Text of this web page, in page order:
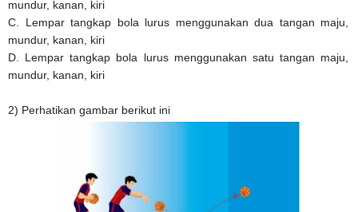
mundur, kanan, kiri
C. Lempar tangkap bola lurus menggunakan dua tangan maju,
mundur, kanan, kiri
D. Lempar tangkap bola lurus menggunakan satu tangan maju,
mundur, kanan, kiri
2) Perhatikan gambar berikut ini